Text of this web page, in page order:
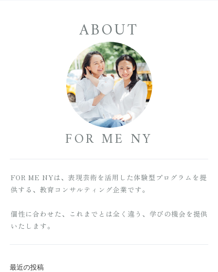
ABOUT
FOR ME NY
FOR ME NYは、表現芸術を活用した体験型プログラムを提
供する、教育コンサルティング企業です。
個性に合わせた、これまでとは全く違う、学びの機会を提供
いたします。
最近の投稿